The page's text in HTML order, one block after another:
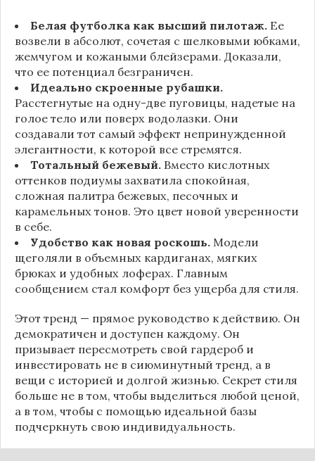
Белая футболка как высший пилотаж. Ее
возвели в абсолют, сочетая с шелковыми юбками,
жемчугом и кожаными блейзерами. Доказали,
что ее потенциал безграничен.
Идеально скроенные рубашки.
Расстегнутые на одну-две пуговицы, надетые на
голое тело или поверх водолазки. Они
создавали тот самый эффект непринужденной
элегантности, к которой все стремятся.
Тотальный бежевый. Вместо кислотных
оттенков подиумы захватила спокойная,
сложная палитра бежевых, песочных и
карамельных тонов. Это цвет новой уверенности
в себе.
Удобство как новая роскошь. Модели
щеголяли в объемных кардиганах, мягких
брюках и удобных лоферах. Главным
сообщением стал комфорт без ущерба для стиля.
Этот тренд — прямое руководство к действию. Он
демократичен и доступен каждому. Он
призывает пересмотреть свой гардероб и
инвестировать не в сиюминутный тренд, а в
вещи с историей и долгой жизнью. Секрет стиля
больше не в том, чтобы выделиться любой ценой,
а в том, чтобы с помощью идеальной базы
подчеркнуть свою индивидуальность.